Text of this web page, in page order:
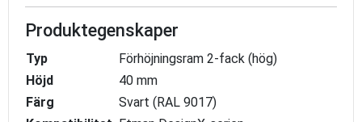
Produktegenskaper
Typ
Förhöjningsram 2-fack (hög)
Höjd
40 mm
Färg
Svart (RAL 9017)